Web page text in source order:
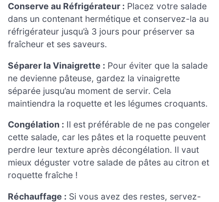
Conserve au Réfrigérateur : Placez votre salade
dans un contenant hermétique et conservez-la au
réfrigérateur jusqu’à 3 jours pour préserver sa
fraîcheur et ses saveurs.
Séparer la Vinaigrette : Pour éviter que la salade
ne devienne pâteuse, gardez la vinaigrette
séparée jusqu’au moment de servir. Cela
maintiendra la roquette et les légumes croquants.
Congélation : Il est préférable de ne pas congeler
cette salade, car les pâtes et la roquette peuvent
perdre leur texture après décongélation. Il vaut
mieux déguster votre salade de pâtes au citron et
roquette fraîche !
Réchauffage : Si vous avez des restes, servez-